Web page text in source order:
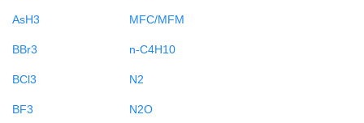
AsH3
BBr3
BCl3
BF3
MFC/MFM
n-C4H10
N2
N2O